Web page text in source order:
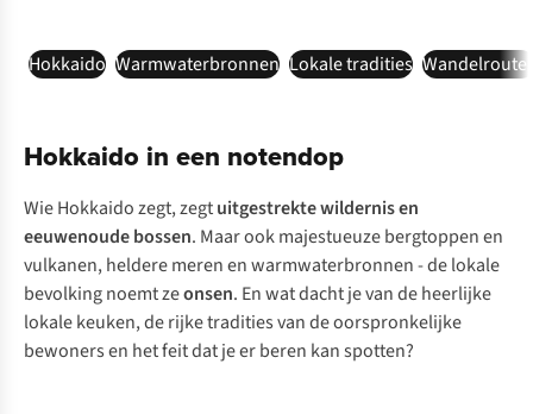
Hokkaido Warmwaterbronnen Lokale tradities
Hokkaido in een notendop
Wie Hokkaido zegt, zegtuitgestrekte wildernis en
eeuwenoude bossen. Maar ook majestueuze bergtoppen en
vulkanen, heldere meren en warmwaterbronnen - de lokale
bevolking noemt zeonsen. En wat dacht je van de heerlijke
lokale keuken, de rijke tradities van de oorspronkelijke
bewoners en het feit dat je er beren kan spotten?